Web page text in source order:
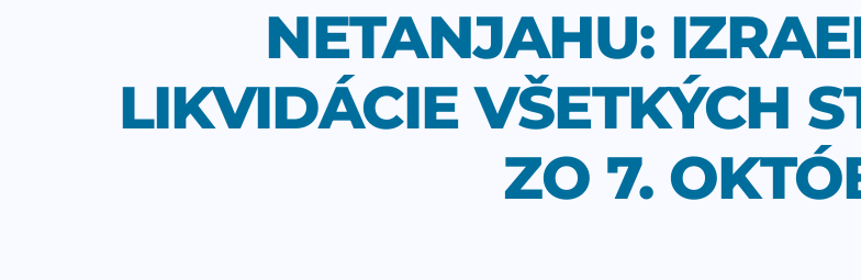
NETANJAHU:
LIKVIDÁCIE VŠETKÝCH
ZO 7.